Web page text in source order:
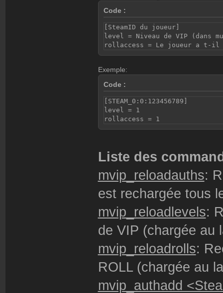
- speedRemove:
Valeurs:
Valeurs: <r> <g>
- viewAlpha:
Valeurs: 1
- fadeVolume:
Valeurs: <%>
sortie>
- armorAdd:
Valeurs: <armure>
Code :
[SteamID du joueur]
level = Niveau de VIP (dans
rollaccess = Le joueur a t-il
Exemple:
Code :
[STEAM_0:0:123456789]
level = 1
rollaccess = 1
Liste des
mvip_reloadauths:
est rechargée tous
mvip_reloadlevels:
de VIP (chargée au
mvip_reloadrolls:
ROLL (chargée au
mvip_authadd